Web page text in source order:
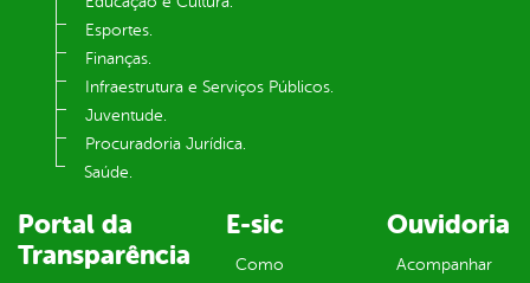
Esportes.
Finanças.
Infraestrutura e Serviços Públicos.
Juventude.
Procuradoria Jurídica.
Saúde.
Portal da
Transparência
E-sic
Como
Ouvidoria
Acompanhar